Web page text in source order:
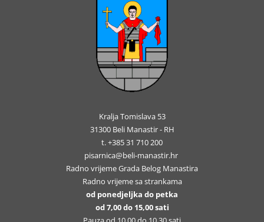
Kralja Tomislava 53
31300 Beli Manastir - RH
t. +385 31 710 200
pisarnica@beli-manastir.hr
Radno vrijeme Grada Belog Manastira
Radno vrijeme sa strankama
od ponedjeljka do petka
od 7,00 do 15,00 sati